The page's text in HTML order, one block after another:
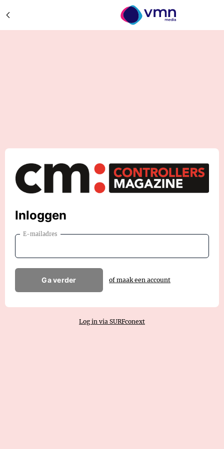
Inloggen
E-mailadres
Ga verder of maak een account
Log in via SURFconext